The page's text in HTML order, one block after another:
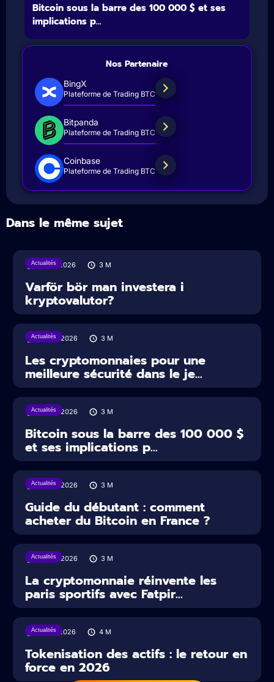
Bitcoin sous la barre des 100 000 $ et ses
implications p...
Nos Partenaire
BingX
Plateforme de Trading BTC
Bitpanda
Plateforme de Trading BTC
Coinbase
Plateforme de Trading BTC
Dans le même sujet
Actualités
31/07/2026 3 M
Varför bör man investera i
kryptovalutor?
Actualités
30/07/2026 3 M
Les cryptomonnaies pour une
meilleure sécurité dans le je...
Actualités
29/07/2026 3 M
Bitcoin sous la barre des 100 000 $
et ses implications p...
Actualités
29/07/2026 3 M
Guide du débutant : comment
acheter du Bitcoin en France ?
Actualités
22/07/2026 3 M
La cryptomonnaie réinvente les
paris sportifs avec Fatpir...
Actualités
16/07/2026 4 M
Tokenisation des actifs : le retour en
force en 2026